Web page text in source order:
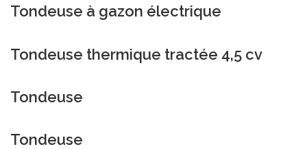
Tondeuse à gazon électrique
Tondeuse thermique tractée 4,5 cv
Tondeuse
Tondeuse